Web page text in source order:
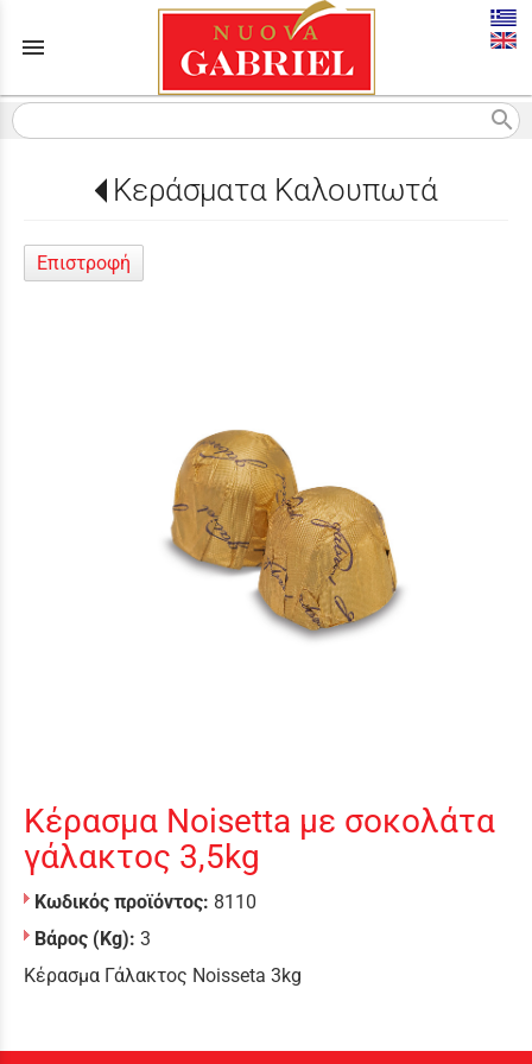
menu
search
Κεράσματα Καλουπωτά
Επιστροφή
Κέρασμα Noisetta με σοκολάτα
γάλακτος 3,5kg
Κωδικός προϊόντος: 8110
Βάρος (Kg): 3
Κέρασμα Γάλακτος Noisseta 3kg